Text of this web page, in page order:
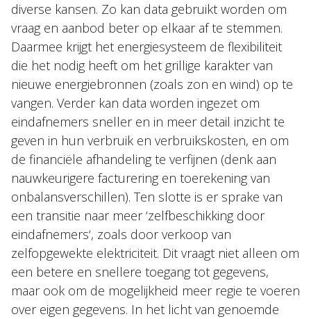
diverse kansen. Zo kan data gebruikt worden om
vraag en aanbod beter op elkaar af te stemmen.
Daarmee krijgt het energiesysteem de flexibiliteit
die het nodig heeft om het grillige karakter van
nieuwe energiebronnen (zoals zon en wind) op te
vangen. Verder kan data worden ingezet om
eindafnemers sneller en in meer detail inzicht te
geven in hun verbruik en verbruikskosten, en om
de financiële afhandeling te verfijnen (denk aan
nauwkeurigere facturering en toerekening van
onbalansverschillen). Ten slotte is er sprake van
een transitie naar meer ‘zelfbeschikking door
eindafnemers‘, zoals door verkoop van
zelfopgewekte elektriciteit. Dit vraagt niet alleen om
een betere en snellere toegang tot gegevens,
maar ook om de mogelijkheid meer regie te voeren
over eigen gegevens. In het licht van genoemde